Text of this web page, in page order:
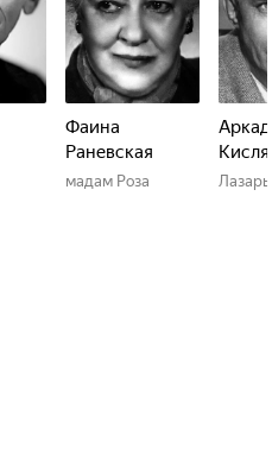
Фаина
Раневская
мадам Роза Лазарь